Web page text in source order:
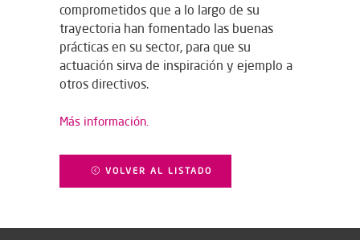
comprometidos que a lo largo de su
trayectoria han fomentado las buenas
prácticas en su sector, para que su
actuación sirva de inspiración y ejemplo a
otros directivos.
Más información.
VOLVER AL LISTADO